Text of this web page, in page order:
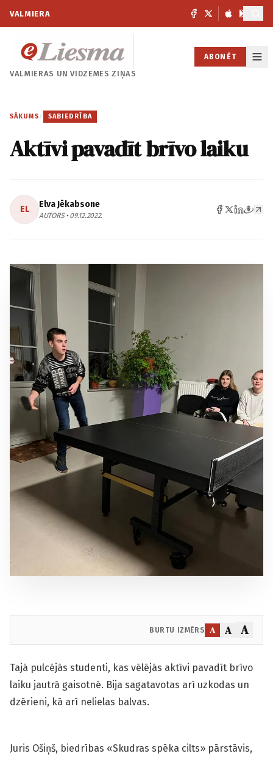
VALMIERA
VALMIERAS UNVIDZEMES ZIŅAS
ABONĒT
SĀKUMS / SABIEDRĪBA
Aktīvi pavadīt brīvo laiku
EL Elva Jēkabsone
AUTORS • 09.12.2022.
BURTU IZMĒRS A A A
Tajā pulcējās studenti, kas vēlējās aktīvi pavadīt brīvo
laiku jautrā gaisotnē. Bija sagatavotas arī uzkodas un
dzērieni, kā arī nelielas balvas.
Juris Ošiņš, biedrības «Skudras spēka cilts» pārstāvis,